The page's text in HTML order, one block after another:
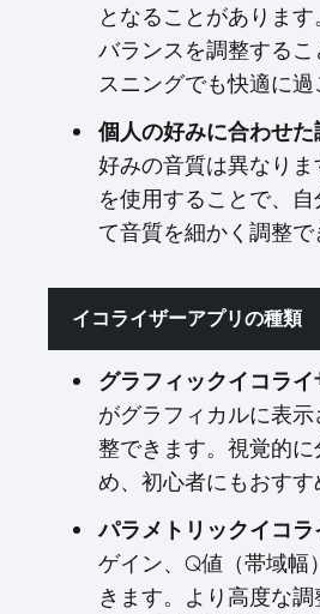
となることがありま
バランスを調整する
スニングでも快適に過
個人の好みに合わせ
好みの音質は異なり
を使用することで、
て音質を細かく調整で
イコライザーアプリの種類
グラフィックイコラ
がグラフィカルに表
整できます。視覚的
め、初心者にもおすす
パラメトリックイコ
ゲイン、Q値（帯域幅
きます。より高度な調